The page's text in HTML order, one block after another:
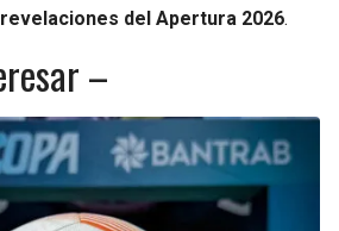
del Apertura 2026.
–